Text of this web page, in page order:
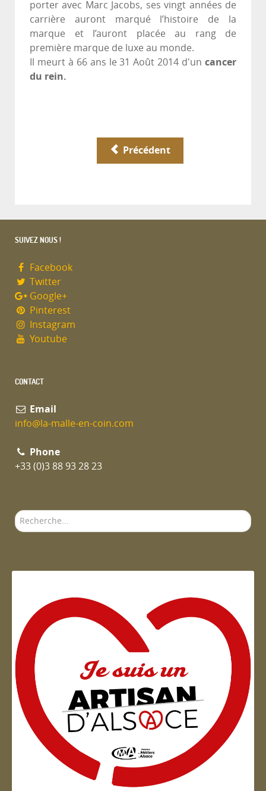
porter avec Marc Jacobs, ses vingt années de
carrière auront marqué l’histoire de la
marque et l’auront placée au rang de
première marque de luxe au monde.
Il meurt à 66 ans le 31 Août 2014 d'un cancer
du rein.
Précédent
SUIVEZ NOUS !
Facebook
Twitter
Google+
Pinterest
Instagram
Youtube
CONTACT
Email
info@la-malle-en-coin.com
Phone
+33 (0)3 88 93 28 23
Rechercher